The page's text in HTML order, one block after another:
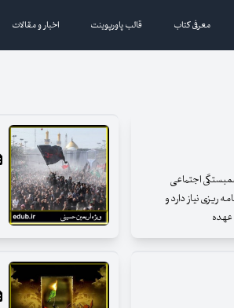
معرفی کتاب قالب پاورپوینت اخبار و مقالات
اجتماعی
ریزی نیاز دارد و
عهده